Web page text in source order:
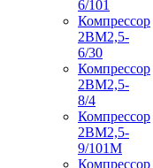
6/101
Компрессор
2ВМ2,5-
6/30
Компрессор
2ВМ2,5-
8/4
Компрессор
2ВМ2,5-
9/101М
Компрессор